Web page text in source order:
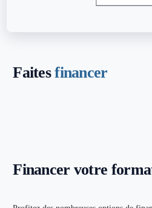
Faitesfinancer
Financer votre